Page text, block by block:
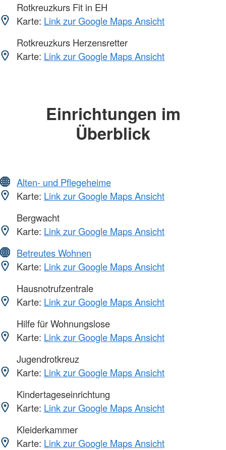
Rotkreuzkurs Fit in EH
Karte: Link zur Google Maps Ansicht
Rotkreuzkurs Herzensretter
Karte: Link zur Google Maps Ansicht
Einrichtungen im
Überblick
Alten- und Pflegeheime
Karte: Link zur Google Maps Ansicht
Bergwacht
Karte: Link zur Google Maps Ansicht
Betreutes Wohnen
Karte: Link zur Google Maps Ansicht
Hausnotrufzentrale
Karte: Link zur Google Maps Ansicht
Hilfe für Wohnungslose
Karte: Link zur Google Maps Ansicht
Jugendrotkreuz
Karte: Link zur Google Maps Ansicht
Kindertageseinrichtung
Karte: Link zur Google Maps Ansicht
Kleiderkammer
Karte: Link zur Google Maps Ansicht